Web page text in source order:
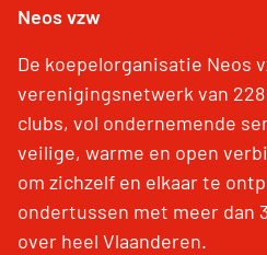
Neos vzw
De koepelorganisatie Neos
verenigingsnetwerk van
clubs, vol ondernemende
veilige, warme en open
om zichzelf en elkaar te
ondertussen met meer dan
over heel Vlaanderen.